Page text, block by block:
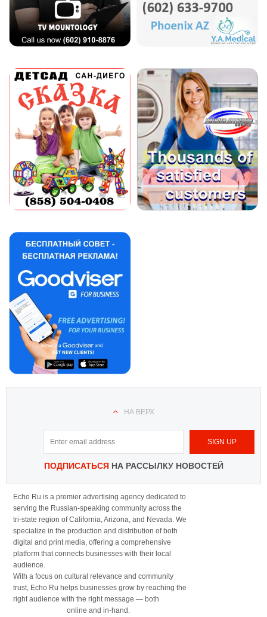
НА ВЕРХ
ПОДПИСАТЬСЯНА РАССЫЛКУ НОВОСТЕЙ
Echo Ru is a premier advertising agency dedicated to
serving the Russian-speaking community across the
tri-state region of California, Arizona, and Nevada. We
specialize in the production and distribution of both
digital and print media, offering a comprehensive
platform that connects businesses with their local
audience.
With a focus on cultural relevance and community
trust, Echo Ru helps businesses grow by reaching the
right audience with the right message — both
online and in-hand.